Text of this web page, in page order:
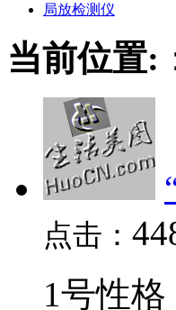
局放检测仪
当前位置:
点击：
1号性